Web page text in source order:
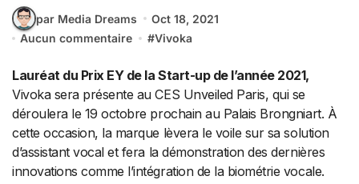
par Media Dreams
Oct 18, 2021
Aucun commentaire
#Vivoka
Lauréat du Prix EY de la Start-up de l’année 2021,
Vivoka sera présente au CES Unveiled Paris, qui se
déroulera le 19 octobre prochain au Palais Brongniart. À
cette occasion, la marque lèvera le voile sur sa solution
d’assistant vocal et fera la démonstration des dernières
innovations comme l’intégration de la biométrie vocale.